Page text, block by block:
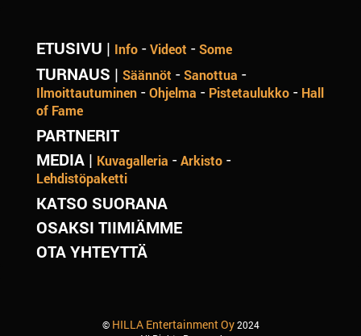
ETUSIVU | Info-Videot -Some
TURNAUS | Säännöt -Sanottua -
Ilmoittautuminen-Ohjelma - Pistetaulukko- Hall
of Fame
PARTNERIT
MEDIA| Kuvagalleria -Arkisto-
Lehdistöpaketti
KATSO SUORANA
OSAKSI TIIMIÄMME
OTA YHTEYTTÄ
© HILLA Entertainment Oy2024